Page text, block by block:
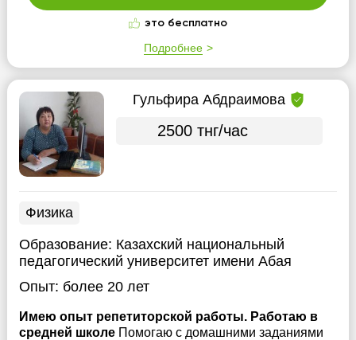
это бесплатно
Подробнее
Гульфира Абдраимова
2500 тнг/час
Физика
Образование: Казахский национальный
педагогический университет имени Абая
Опыт: более 20 лет
Имею опыт репетиторской работы. Работаю в
средней школе Помогаю с домашними заданиями